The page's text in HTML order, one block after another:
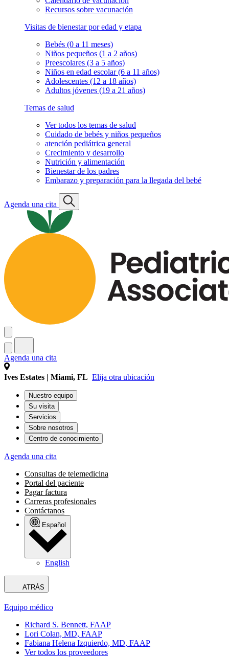
Recursos sobre vacunación
Visitas de bienestar por edad y etapa
Bebés (0 a 11 meses)
Niños pequeños (1 a 2 años)
Preescolares (3 a 5 años)
Niños en edad escolar (6 a 11 años)
Adolescentes (12 a 18 años)
Adultos jóvenes (19 a 21 años)
Temas de salud
Ver todos los temas de salud
Cuidado de bebés y niños pequeños
atención pediátrica general
Crecimiento y desarrollo
Nutrición y alimentación
Bienestar de los padres
Embarazo y preparación para la llegada del bebé
Agenda una cita
Agenda una cita
Ives Estates | Miami, FL Elija otra ubicación
Nuestro equipo
Su visita
Servicios
Sobre nosotros
Centro de conocimiento
Agenda una cita
Consultas de telemedicina
Portal del paciente
Pagar factura
Carreras profesionales
Contáctanos
Español
English
ATRÁS
Equipo médico
Richard S. Bennett, FAAP
Lori Colan, MD, FAAP
Fabiana Helena Izquierdo, MD, FAAP
Ver todos los proveedores